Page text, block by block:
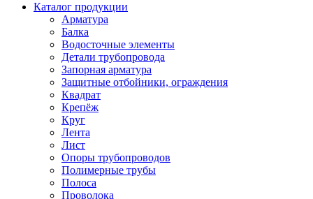
Каталог продукции
Арматура
Балка
Водосточные элементы
Детали трубопровода
Запорная арматура
Защитные отбойники, ограждения
Квадрат
Крепёж
Круг
Лента
Лист
Опоры трубопроводов
Полимерные трубы
Полоса
Проволока